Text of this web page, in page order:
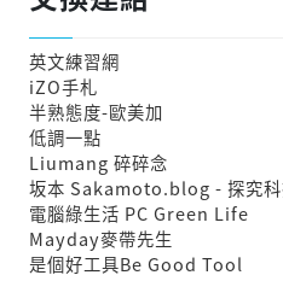
英文練習網
iZO手札
半熟態度-歐美加
低調一點
Liumang 碎碎念
坂本 Sakamoto.blog - 探究科
電腦綠生活 PC Green Life
Mayday麥帶先生
是個好工具Be Good Tool